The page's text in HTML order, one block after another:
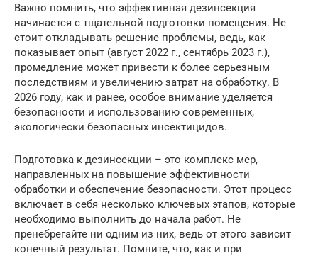
Важно помнить, что эффективная дезинсекция
начинается с тщательной подготовки помещения. Не
стоит откладывать решение проблемы, ведь, как
показывает опыт (август 2022 г., сентябрь 2023 г.),
промедление может привести к более серьезным
последствиям и увеличению затрат на обработку. В
2026 году, как и ранее, особое внимание уделяется
безопасности и использованию современных,
экологически безопасных инсектицидов.
Подготовка к дезинсекции – это комплекс мер,
направленных на повышение эффективности
обработки и обеспечение безопасности. Этот процесс
включает в себя несколько ключевых этапов, которые
необходимо выполнить до начала работ. Не
пренебрегайте ни одним из них, ведь от этого зависит
конечный результат. Помните, что, как и при